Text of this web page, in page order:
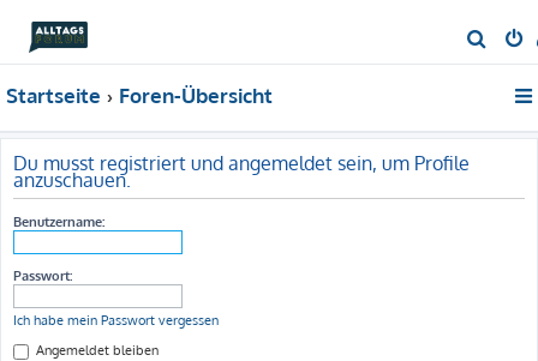
u
Startseite Foren-Übersicht
Du musst registriert und angemeldet sein, um Profile
anzuschauen.
Benutzername:
Passwort:
Ich habe mein Passwort vergessen
Angemeldet bleiben